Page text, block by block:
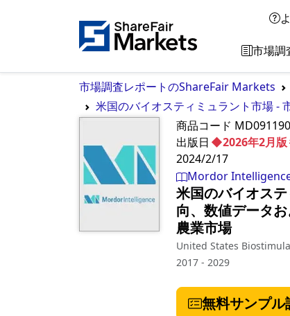
市場調
市場調査レポートのShareFair Markets
米国のバイオスティミュラント市場 -
商品コード
◆2026年2月版
出版日
2024/2/17
Mordor
米国のバイオス
向、数値データ
農業市場
United States
2017 - 2029
無料サンプル